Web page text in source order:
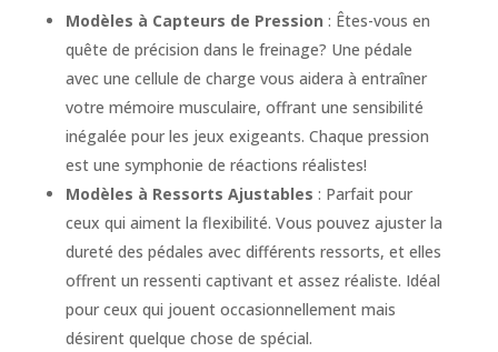
Modèles à Capteurs de Pression : Êtes-vous en
quête de précision dans le freinage? Une pédale
avec une cellule de charge vous aidera à entraîner
votre mémoire musculaire, offrant une sensibilité
inégalée pour les jeux exigeants. Chaque pression
est une symphonie de réactions réalistes!
Modèles à Ressorts Ajustables : Parfait pour
ceux qui aiment la flexibilité. Vous pouvez ajuster la
dureté des pédales avec différents ressorts, et elles
offrent un ressenti captivant et assez réaliste. Idéal
pour ceux qui jouent occasionnellement mais
désirent quelque chose de spécial.